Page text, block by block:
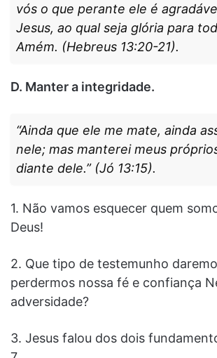
vós o que perante ele é
Jesus, ao qual seja glória para
Amém. (Hebreus 13:20-21).
D. Manter a integridade.
“Ainda que ele me mate, ainda
nele; mas manterei meus
diante dele.” (Jó 13:15).
1. Não vamos esquecer quem
Deus!
2. Que tipo de testemunho
perdermos nossa fé e confiança
adversidade?
3. Jesus falou dos dois